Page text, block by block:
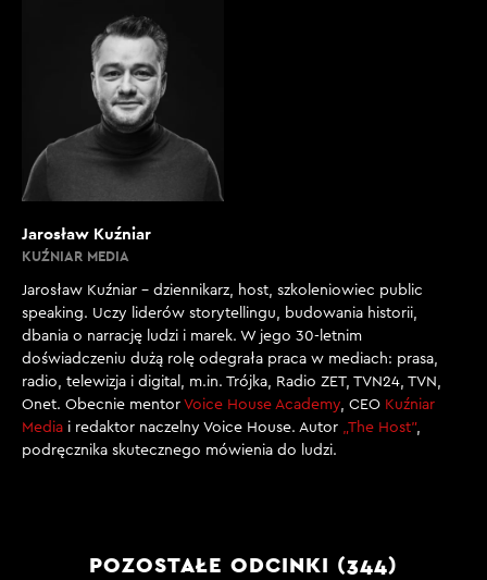
Jarosław Kuźniar
KUŹNIAR MEDIA
Jarosław Kuźniar – dziennikarz, host, szkoleniowiec public
speaking. Uczy liderów storytellingu, budowania historii,
dbania o narrację ludzi i marek. W jego 30-letnim
doświadczeniu dużą rolę odegrała praca w mediach: prasa,
radio, telewizja i digital, m.in. Trójka, Radio ZET, TVN24, TVN,
Onet. Obecnie mentor Voice House Academy, CEO Kuźniar
Media i redaktor naczelny Voice House. Autor „The Host”,
podręcznika skutecznego mówienia do ludzi.
POZOSTAŁE ODCINKI (344)